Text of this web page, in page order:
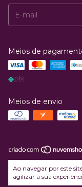
Ao navegar por este
agilizar a sua
Meios de
Meios de envio
Copyright Enaltecer
direitos reservados.